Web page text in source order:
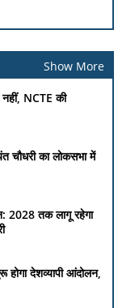
Show More
NCTE की
चौधरी का लोकसभा में
2028 तक लागू रहेगा
देशव्यापी आंदोलन,